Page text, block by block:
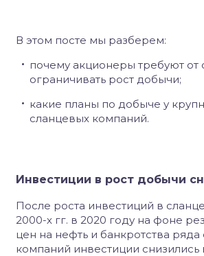
В этом посте мы разберем:
почему акционеры требуют от
ограничивать рост добычи;
какие планы по добыче у
сланцевых компаний.
Инвестиции в рост добычи
После роста инвестиций в
2000-х гг. в 2020 году на фоне
цен на нефть и банкротства
компаний инвестиции снизились